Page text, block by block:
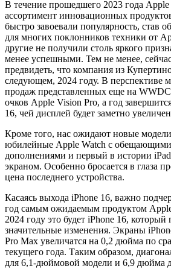
В течение прошедшего 2023 года
ассортимент инновационных
быстро завоевали популярность, став
для многих поклонников техники от
другие не получили столь яркого
менее успешными. Тем не менее,
предвидеть, что компания из
следующем, 2024 году. В перспективе
продаж представленных еще на
очков Apple Vision Pro, а год
16, чей дисплей будет заметно
Кроме того, нас ожидают новые
юбилейные Apple Watch с
дополнениями и первый в истории
экраном. Особенно бросается в глаза
цена последнего устройства.
Касаясь выхода iPhone 16, важно
год самым ожидаемым продуктом Apple
2024 году это будет iPhone 16, который
значительные изменения. Экраны
Pro Max увеличатся на 0,2 дюйма по
текущего года. Таким образом,
для 6,1-дюймовой модели и 6,9 дюйма